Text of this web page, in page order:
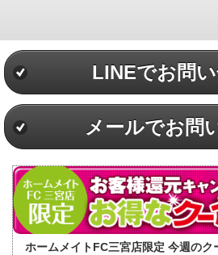
LINEでお問
メールでお問
ホームメイトFC三宮店限定 今週のク